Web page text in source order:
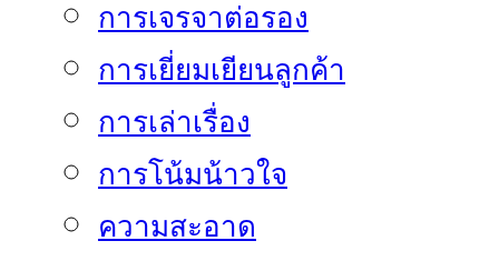
การเจรจาต่อรอง
การเยี่ยมเยียนลูกค้า
การเล่าเรื่อง
การโน้มน้าวใจ
ความสะอาด